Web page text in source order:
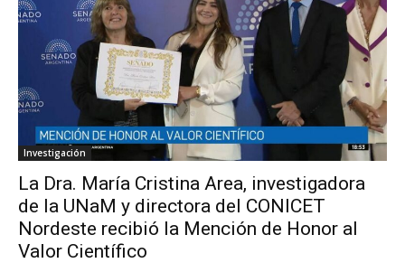
Investigación
La Dra. María Cristina Area, investigadora
de la UNaM y directora del CONICET
Nordeste recibió la Mención de Honor al
Valor Científico